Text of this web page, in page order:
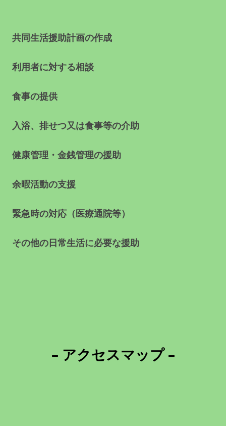
共同生活援助計画の作成
利用者に対する相談
食事の提供
入浴、排せつ又は食事等の介助
健康管理・金銭管理の援助
余暇活動の支援
緊急時の対応（医療通院等）
その他の日常生活に必要な援助
– アクセスマップ –